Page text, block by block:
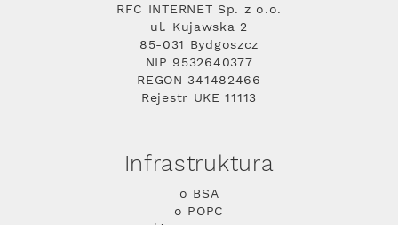
RFC INTERNET Sp. z o.o.
ul. Kujawska 2
85-031 Bydgoszcz
NIP 9532640377
REGON 341482466
Rejestr UKE 11113
Infrastruktura
o BSA
o POPC